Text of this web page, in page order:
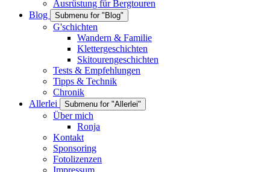
Ausrüstung für Bergtouren
Blog
Submenu for "Blog"
G'schichten
Wandern & Familie
Klettergeschichten
Skitourengeschichten
Tests & Empfehlungen
Tipps & Technik
Chronik
Allerlei
Submenu for "Allerlei"
Über mich
Ronja
Kontakt
Sponsoring
Fotolizenzen
Impressum